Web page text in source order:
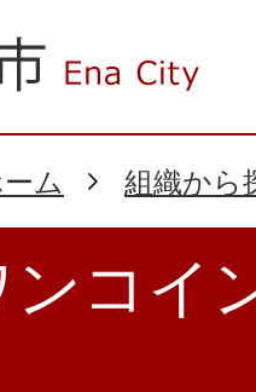
ム 組織から
ンコイ